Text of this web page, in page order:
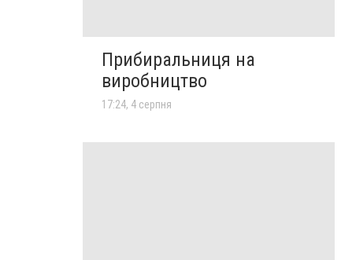
Прибиральниця на
виробництво
17:24, 4 серпня